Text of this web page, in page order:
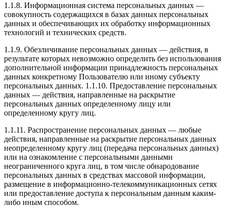
1.1.8. Информационная система персональных данных —
совокупность содержащихся в базах данных персональных
данных и обеспечивающих их обработку информационных
технологий и технических средств.
1.1.9. Обезличивание персональных данных — действия, в
результате которых невозможно определить без использования
дополнительной информации принадлежность персональных
данных конкретному Пользователю или иному субъекту
персональных данных. 1.1.10. Предоставление персональных
данных — действия, направленные на раскрытие
персональных данных определенному лицу или
определенному кругу лиц.
1.1.11. Распространение персональных данных — любые
действия, направленные на раскрытие персональных данных
неопределенному кругу лиц (передача персональных данных)
или на ознакомление с персональными данными
неограниченного круга лиц, в том числе обнародование
персональных данных в средствах массовой информации,
размещение в информационно-телекоммуникационных сетях
или предоставление доступа к персональным данным каким-
либо иным способом.